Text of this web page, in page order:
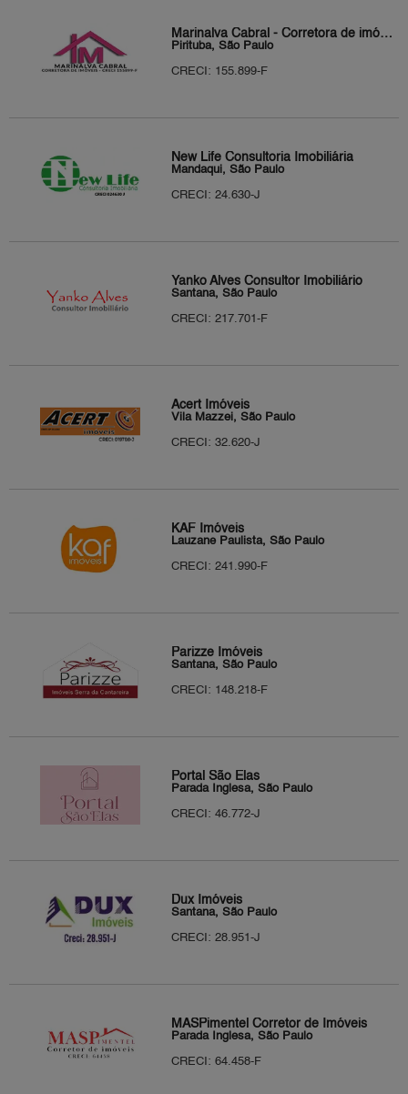
Marinalva Cabral - Corretora de imóveis
Pirituba, São Paulo
CRECI: 155.899-F
New Life Consultoria Imobiliária
Mandaqui, São Paulo
CRECI: 24.630-J
Yanko Alves Consultor Imobiliário
Santana, São Paulo
CRECI: 217.701-F
Acert Imóveis
Vila Mazzei, São Paulo
CRECI: 32.620-J
KAF Imóveis
Lauzane Paulista, São Paulo
CRECI: 241.990-F
Parizze Imóveis
Santana, São Paulo
CRECI: 148.218-F
Portal São Elas
Parada Inglesa, São Paulo
CRECI: 46.772-J
Dux Imóveis
Santana, São Paulo
CRECI: 28.951-J
MASPimentel Corretor de Imóveis
Parada Inglesa, São Paulo
CRECI: 64.458-F